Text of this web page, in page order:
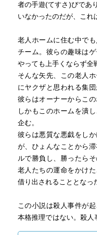
者の手遊(てすさ)びであ
いなかったのだが、これ
老人ホームに住む中で
チーム。彼らの趣味は
やっても上手くならず全
そんな矢先、この老人
にヤクザと思われる集
彼らはオーナーからこ
しかもこのホームを潰
企む。
彼らは悪質な悪戯をし
が、ひょんなことから
ルで勝負し、勝ったら
老人たちの運命をかけ
借り出されることとなっ
この小説は殺人事件が
本格推理ではない。殺